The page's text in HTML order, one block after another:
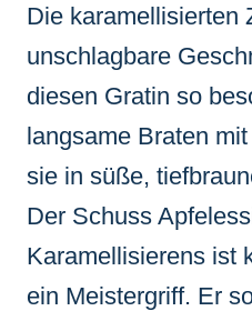
Die karamellisierten
unschlagbare
diesen Gratin so
langsame Braten
sie in süße,
Der Schuss
Karamellisierens ist
ein Meistergriff. Er